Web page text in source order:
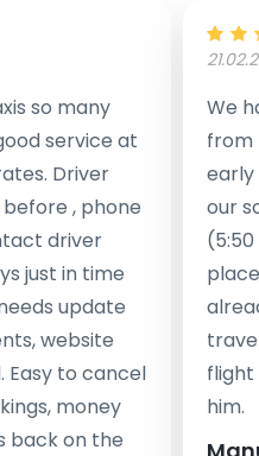
so many
service at
Driver
, phone
driver
just in time
update
website
Easy to cancel
money
back on the
We
from
early
our
flight
him.